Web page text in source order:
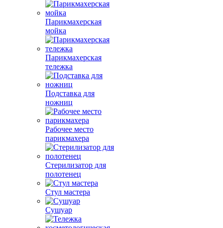
Парикмахерская
мойка
Парикмахерская
тележка
Подставка для
ножниц
Рабочее место
парикмахера
Стерилизатор для
полотенец
Стул мастера
Сушуар